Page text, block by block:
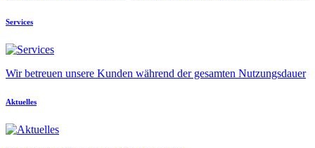
Services
Wir betreuen unsere Kunden während der gesamten Nutzungsdauer
Aktuelles